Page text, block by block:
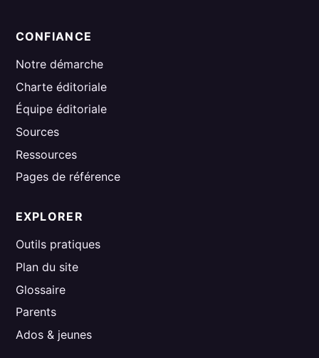
CONFIANCE
Notre démarche
Charte éditoriale
Équipe éditoriale
Sources
Ressources
Pages de référence
EXPLORER
Outils pratiques
Plan du site
Glossaire
Parents
Ados & jeunes